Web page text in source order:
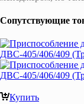
Сопутствующие
Купить